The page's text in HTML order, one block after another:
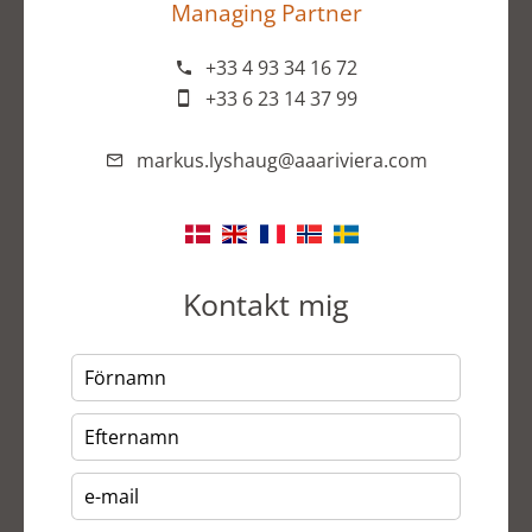
Managing Partner
+33 4 93 34 16 72
+33 6 23 14 37 99
markus.lyshaug@aaariviera.com
Kontakt mig